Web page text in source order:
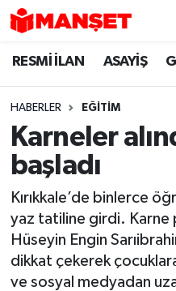
RESMİ İLAN ASAYİŞ
HABERLER EĞİTİM
Karneler
başladı
Kırıkkale’de binlerce
yaz tatiline girdi. Karne
Hüseyin Engin
dikkat çekerek
ve sosyal medyadan
Hava Durumu
Trafik Durumu
Süper Lig Puan
Son Dakika
Haber Arşivi